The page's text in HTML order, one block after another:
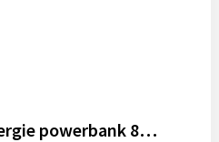
Stellar zonne-energie powerbank 8000 mAh